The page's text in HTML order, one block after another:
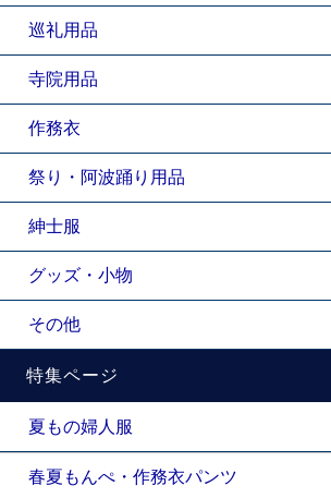
巡礼用品
寺院用品
作務衣
祭り・阿波踊り用品
紳士服
グッズ・小物
その他
特集ページ
夏もの婦人服
春夏もんぺ・作務衣パンツ